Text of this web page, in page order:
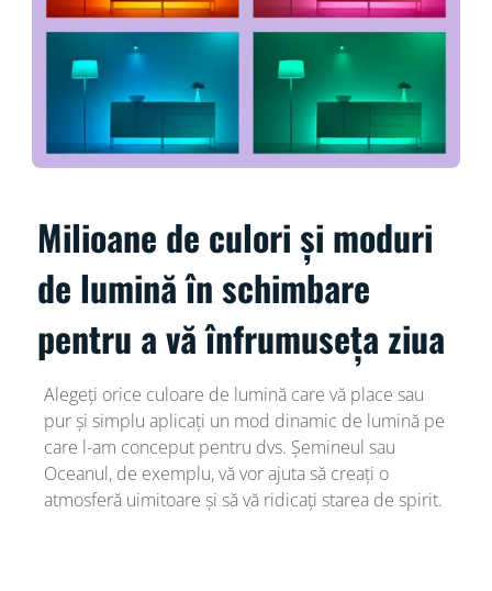
Milioane de culori și moduri
de lumină în schimbare
pentru a vă înfrumuseța ziua
Alegeți orice culoare de lumină care vă place sau
pur și simplu aplicați un mod dinamic de lumină pe
care l-am conceput pentru dvs. Șemineul sau
Oceanul, de exemplu, vă vor ajuta să creați o
atmosferă uimitoare și să vă ridicați starea de spirit.